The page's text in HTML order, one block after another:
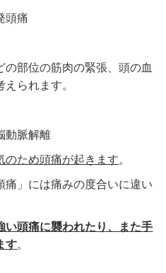
頭痛
の部位の筋肉の緊張、頭の血
られます。
脈解離
のため頭痛が起きます。
痛」には痛みの度合いに違い
い頭痛に襲われたり、また手
す。